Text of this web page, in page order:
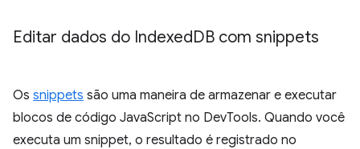
Editar dados do IndexedDB com snippets
Os snippets são uma maneira de armazenar e executar
blocos de código JavaScript no DevTools. Quando você
executa um snippet, o resultado é registrado no